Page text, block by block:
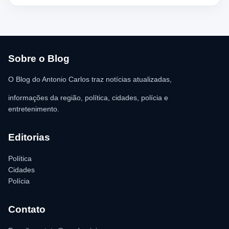
chegada dos policiais. O Serviço de Atendimento Móvel de
para as providências legais.
Sobre o Blog
O Blog do Antonio Carlos traz notícias atualizadas,
informações da região, política, cidades, polícia e
entretenimento.
Editorias
Política
Cidades
Polícia
Contato